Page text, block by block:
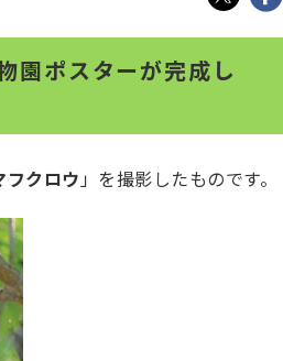
園ポスターが完成し
フクロウ 」を撮影したものです。